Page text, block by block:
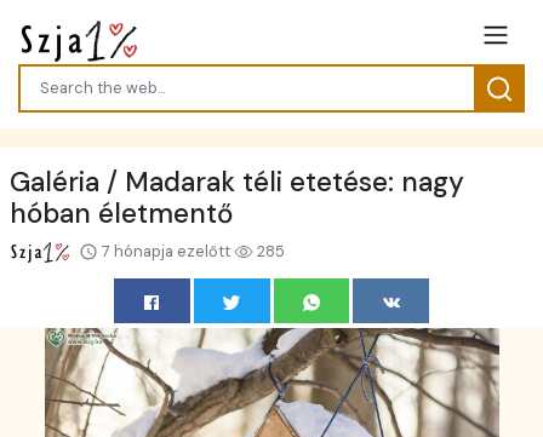
Galéria / Madarak téli etetése: nagy
hóban életmentő
7 hónapja ezelőtt 285